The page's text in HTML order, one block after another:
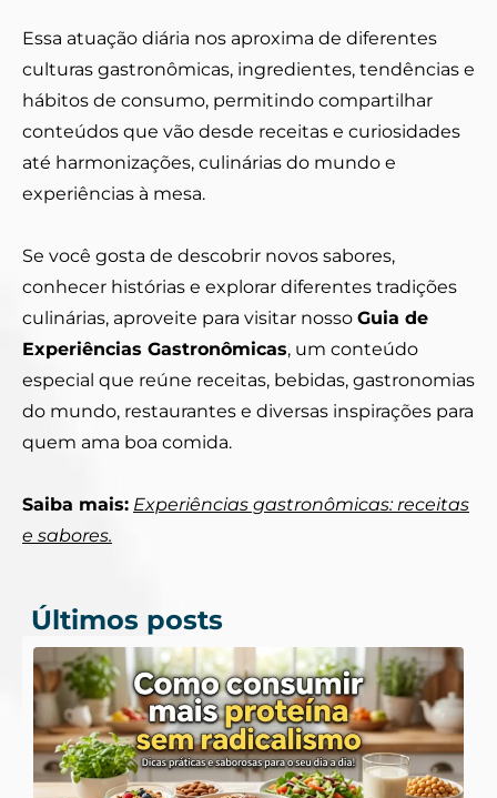
Essa atuação diária nos aproxima de diferentes
culturas gastronômicas, ingredientes, tendências e
hábitos de consumo, permitindo compartilhar
conteúdos que vão desde receitas e curiosidades
até harmonizações, culinárias do mundo e
experiências à mesa.
Se você gosta de descobrir novos sabores,
conhecer histórias e explorar diferentes tradições
culinárias, aproveite para visitar nosso Guia de
Experiências Gastronômicas, um conteúdo
especial que reúne receitas, bebidas, gastronomias
do mundo, restaurantes e diversas inspirações para
quem ama boa comida.
Saiba mais: Experiências gastronômicas: receitas
e sabores.
Últimos posts